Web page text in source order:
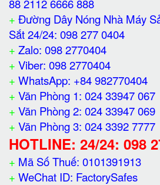
88 2112 6666 888
+ Đường Dây Nóng Nhà Máy
Sắt 24/24: 098 277 0404
+ Zalo: 098 2770404
+ Viber: 098 2770404
+ WhatsApp: +84 982770404
+ Văn Phòng 1: 024 33947 067
+ Văn Phòng 2: 024 33947 069
+ Văn Phòng 3: 024 3392 7777
HOTLINE: 24/24: 098
+ Mã Số Thuế: 0101391913
+ WeChat ID: FactorySafes